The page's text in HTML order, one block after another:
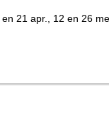
21 apr., 12 en 26